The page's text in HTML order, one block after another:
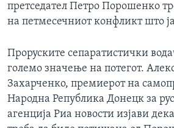
претседател Петро Порошенко
на петмесечниот конфликт што
Проруските сепаратистички
големо значење на потегот.
Захарченко, премиерот на
Народна Република Донецк за
агенција Риа новости изјави